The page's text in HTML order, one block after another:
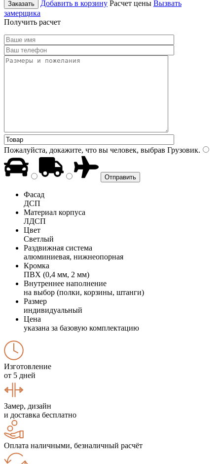
Заказать Добавить в корзину Расчет цены Вызвать
замерщика
Получить расчет
Пожалуйста, докажите, что вы человек, выбрав Грузовик.
Фасад
ДСП
Материал корпуса
ЛДСП
Цвет
Светлый
Раздвижная система
алюминиевая, нижнеопорная
Кромка
ПВХ (0,4 мм, 2 мм)
Внутреннее наполнение
на выбор (полки, корзины, штанги)
Размер
индивидуальный
Цена
указана за базовую комплектацию
Изготовление
от 5 дней
Замер, дизайн
и доставка бесплатно
Оплата наличными, безналичный расчёт